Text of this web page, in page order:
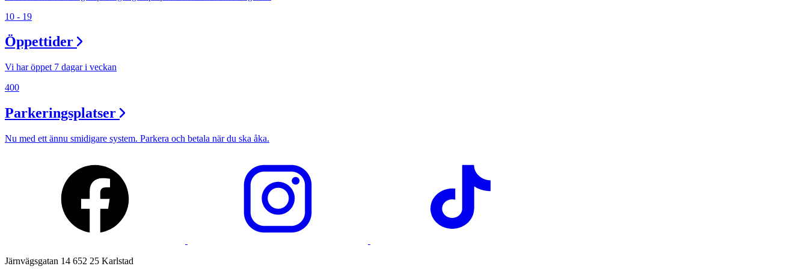
10 - 19
Öppettider
Vi har öppet 7 dagar i veckan
400
Parkeringsplatser
Nu med ett ännu smidigare system. Parkera och betala när du ska åka.
Järnvägsgatan 14 652 25 Karlstad